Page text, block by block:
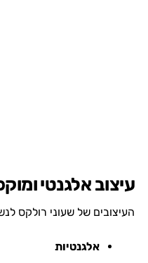
עיצוב אלגנטי
העיצובים של שעוני רולקס
אלגנטיות